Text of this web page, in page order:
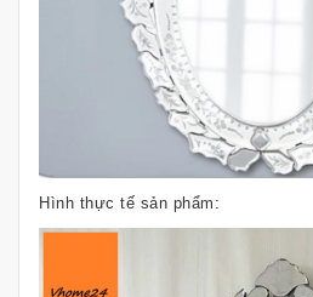
Hình thực tế sản phẩm: